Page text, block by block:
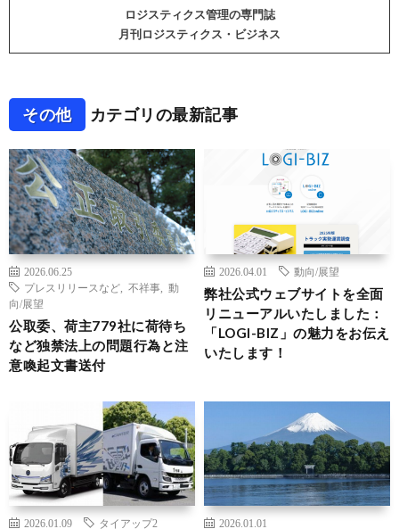
ロジスティクス管理の専門誌
月刊ロジスティクス・ビジネス
その他 カテゴリの最新記事
2026.06.25
プレスリリースなど
不祥事
動
向/展望
公取委、荷主779社に荷待ち
など独禁法上の問題行為と注
意喚起文書送付
2026.04.01 動向/展望
弊社公式ウェブサイトを全面
リニューアルいたしました：
「LOGI-BIZ」の魅力をお伝え
いたします！
2026.01.09 タイアップ2
2026.01.01